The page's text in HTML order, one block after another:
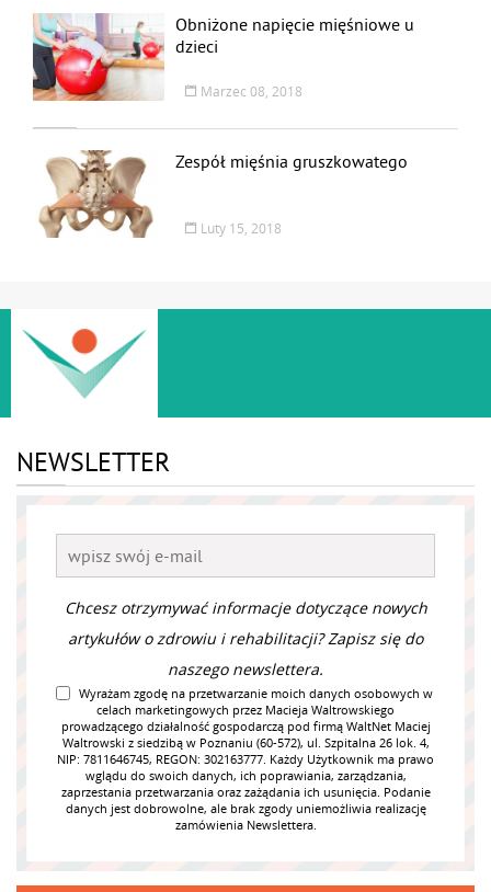
Obniżone napięcie mięśniowe u
dzieci
Marzec 08, 2018
Zespół mięśnia gruszkowatego
Luty 15, 2018
NEWSLETTER
Chcesz otrzymywać informacje dotyczące nowych
artykułów o zdrowiu i rehabilitacji? Zapisz się do
naszego newslettera.
Wyrażam zgodę na przetwarzanie moich danych osobowych w
celach marketingowych przez Macieja Waltrowskiego
prowadzącego działalność gospodarczą pod firmą WaltNet Maciej
Waltrowski z siedzibą w Poznaniu (60-572), ul. Szpitalna 26 lok. 4,
NIP: 7811646745, REGON: 302163777. Każdy Użytkownik ma prawo
wglądu do swoich danych, ich poprawiania, zarządzania,
zaprzestania przetwarzania oraz zażądania ich usunięcia. Podanie
danych jest dobrowolne, ale brak zgody uniemożliwia realizację
zamówienia Newslettera.